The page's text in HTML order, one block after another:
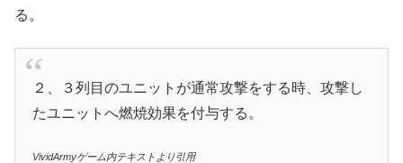
る。
２、３列目のユニットが通常攻撃をする時、攻撃し
たユニットへ燃焼効果を付与する。
VividArmyゲーム内テキストより引用